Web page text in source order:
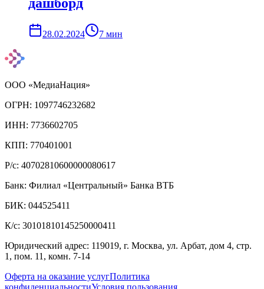
28.02.2024 7 мин
ООО «МедиаНация»
ОГРН: 1097746232682
ИНН: 7736602705
КПП: 770401001
Р/с: 40702810600000080617
Банк: Филиал «Центральный» Банка ВТБ
БИК: 044525411
К/с: 30101810145250000411
Юридический адрес: 119019, г. Москва, ул. Арбат, дом 4, стр.
1, пом. 11, комн. 7-14
Оферта на оказание услугПолитика
конфиденциальностиУсловия пользования